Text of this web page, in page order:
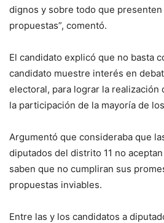
dignos y sobre todo que
propuestas”, comentó.
El candidato explicó que no basta
candidato muestre interés en
electoral, para lograr la realización
la participación de la mayoría de
Argumentó que consideraba que
diputados del distrito 11 no
saben que no cumpliran sus
propuestas inviables.
Entre las y los candidatos a